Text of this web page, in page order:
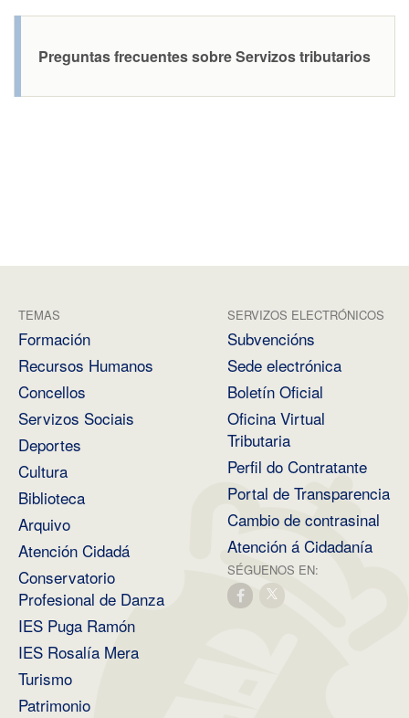
Preguntas frecuentes sobre Servizos tributarios
TEMAS
Formación
Recursos Humanos
Concellos
Servizos Sociais
Deportes
Cultura
Biblioteca
Arquivo
Atención Cidadá
Conservatorio
Profesional de Danza
IES Puga Ramón
IES Rosalía Mera
Turismo
Patrimonio
SERVIZOS ELECTRÓNICOS
Subvencións
Sede electrónica
Boletín Oficial
Oficina Virtual
Tributaria
Perfil do Contratante
Portal de Transparencia
Cambio de contrasinal
Atención á Cidadanía
SÉGUENOS EN: